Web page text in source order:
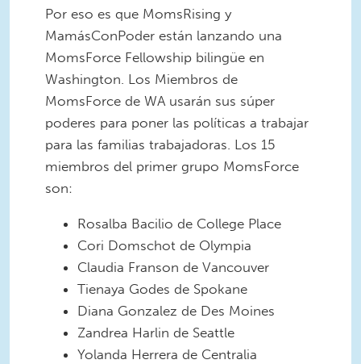
Por eso es que MomsRising y
MamásConPoder están lanzando una
MomsForce Fellowship bilingüe en
Washington. Los Miembros de
MomsForce de WA usarán sus súper
poderes para poner las políticas a trabajar
para las familias trabajadoras. Los 15
miembros del primer grupo MomsForce
son:
Rosalba Bacilio de College Place
Cori Domschot de Olympia
Claudia Franson de Vancouver
Tienaya Godes de Spokane
Diana Gonzalez de Des Moines
Zandrea Harlin de Seattle
Yolanda Herrera de Centralia